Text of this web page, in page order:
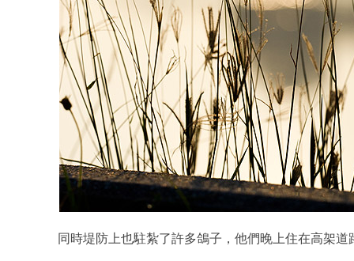
同時堤防上也駐紮了許多鴿子，他們晚上住在高架